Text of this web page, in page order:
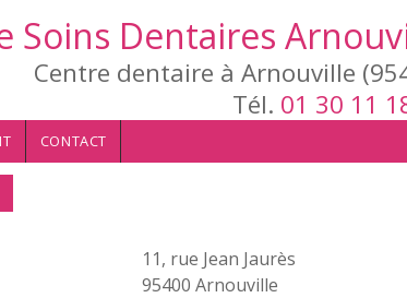
Soins Dentaires
Centre dentaire à Arnouville
Tél. 01 30 11
CONTACT
11, rue Jean Jaurès
95400 Arnouville